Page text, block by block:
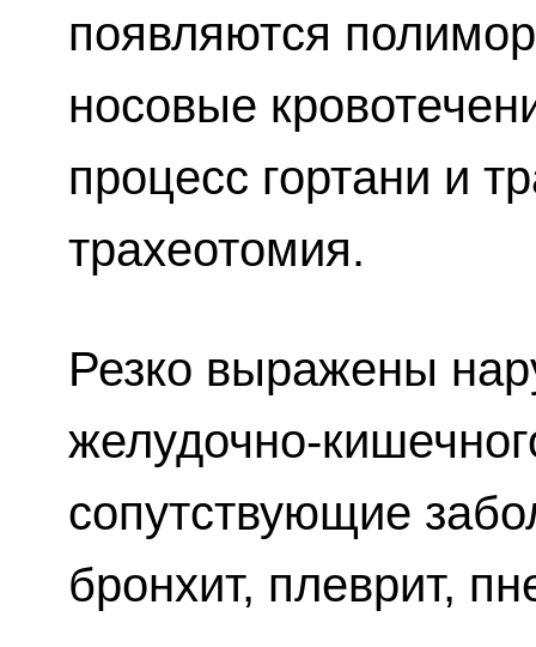
появляются
носовые
процесс гортани и
трахеотомия.
Резко выражены
желудочно-
сопутствующие
бронхит, плеврит,